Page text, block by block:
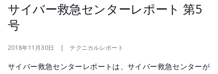
サイバー救急センターレポート 第5
号
2018年11月30日 | テクニカルレポート
サイバー救急センターレポートは、サイバー救急センターが